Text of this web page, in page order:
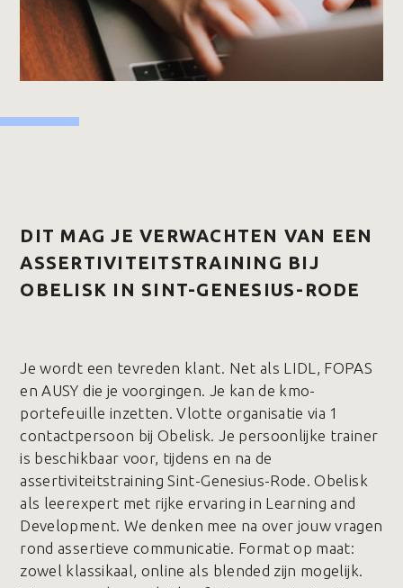
DIT MAG JE VERWACHTEN VAN EEN
ASSERTIVITEITSTRAINING BIJ
OBELISK IN SINT-GENESIUS-RODE
Je wordt een tevreden klant. Net als LIDL, FOPAS
en AUSY die je voorgingen. Je kan de kmo-
portefeuille inzetten. Vlotte organisatie via 1
contactpersoon bij Obelisk. Je persoonlijke trainer
is beschikbaar voor, tijdens en na de
assertiviteitstraining Sint-Genesius-Rode. Obelisk
als leerexpert met rijke ervaring in Learning and
Development. We denken mee na over jouw vragen
rond assertieve communicatie. Format op maat:
zowel klassikaal, online als blended zijn mogelijk.